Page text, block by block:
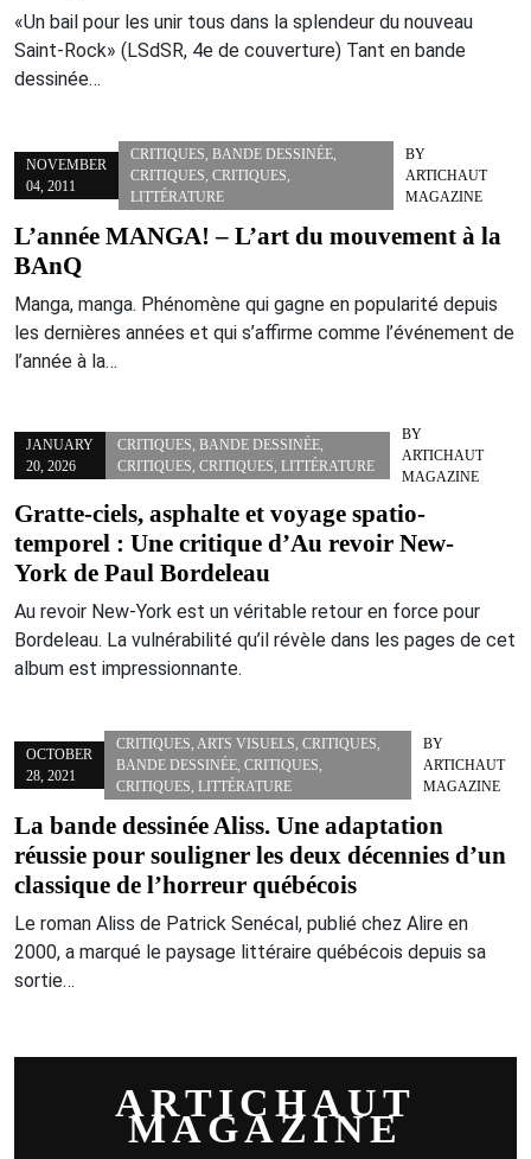
«Un bail pour les unir tous dans la splendeur du nouveau
Saint-Rock» (LSdSR, 4e de couverture) Tant en bande
dessinée…
NOVEMBER
04, 2011
CRITIQUES, BANDE DESSINÉE,
CRITIQUES, CRITIQUES,
LITTÉRATURE
BY
ARTICHAUT
MAGAZINE
L’année MANGA! – L’art du mouvement à la
BAnQ
Manga, manga. Phénomène qui gagne en popularité depuis
les dernières années et qui s’affirme comme l’événement de
l’année à la…
JANUARY
20, 2026
CRITIQUES, BANDE DESSINÉE,
CRITIQUES, CRITIQUES, LITTÉRATURE
BY
ARTICHAUT
MAGAZINE
Gratte-ciels, asphalte et voyage spatio-
temporel : Une critique d’Au revoir New-
York de Paul Bordeleau
Au revoir New-York est un véritable retour en force pour
Bordeleau. La vulnérabilité qu’il révèle dans les pages de cet
album est impressionnante.
OCTOBER
28, 2021
CRITIQUES, ARTS VISUELS, CRITIQUES,
BANDE DESSINÉE, CRITIQUES,
CRITIQUES, LITTÉRATURE
BY
ARTICHAUT
MAGAZINE
La bande dessinée Aliss. Une adaptation
réussie pour souligner les deux décennies d’un
classique de l’horreur québécois
Le roman Aliss de Patrick Senécal, publié chez Alire en
2000, a marqué le paysage littéraire québécois depuis sa
sortie…
ARTICHAUT
MAGAZINE